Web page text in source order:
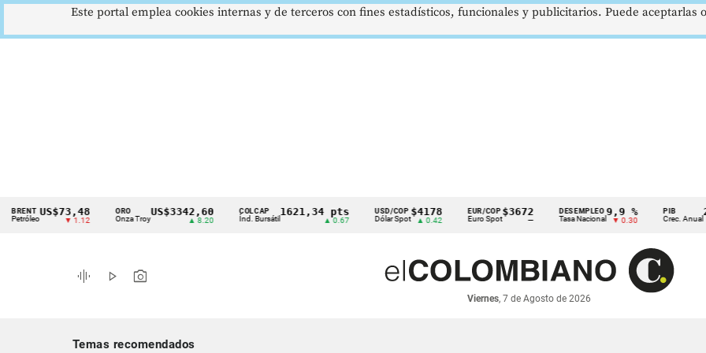
Cintillo
indicadores
económicos
US$73,48
▼ 1.12
ORO
Onza Troy
US$3342,60 COLCAP
Índ. Bursátil
1621,34 pts USD/COP
Dólar Spot
$4178
▲ 0.42
EUR/COP
Euro Spot
$3672
—
DESEMPLEO
Tasa Nacional
9,9 %
▼ 0.30
PIB
Crec. Anual
2,8 %
▲ 0.10
graphic_eq play_arrow photo_camera
Viernes, 7 de Agosto de 2026
Temas recomendados
Este portal emplea cookies internas y de terceros con fines estadísticos, funcionales y publicitarios. Puede aceptarlas